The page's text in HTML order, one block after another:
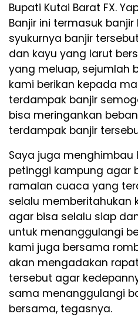
Bupati Kutai Barat FX.
Banjir ini termasuk
syukurnya banjir
dan kayu yang larut
yang meluap, sejumlah
kami berikan kepada
terdampak banjir
bisa meringankan
terdampak banjir
Saya juga
petinggi kampung agar
ramalan cuaca yang
selalu memberitahukan
agar bisa selalu siap
untuk menanggulangi
kami juga bersama
akan mengadakan
tersebut agar
sama menanggulangi
bersama, tegasnya.